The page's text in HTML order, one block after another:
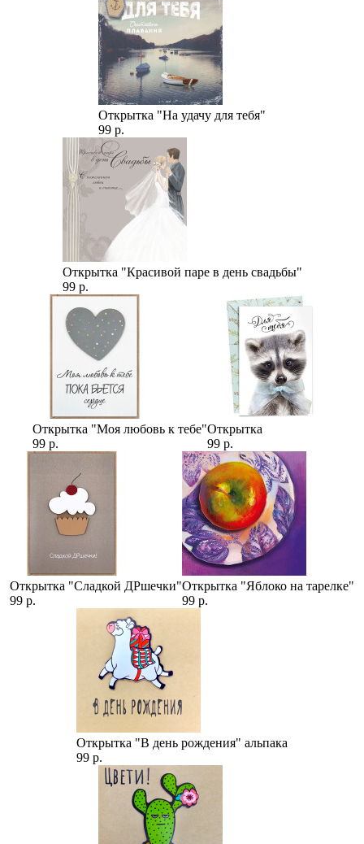
Открытка "На удачу для тебя"
99 р.
Открытка "Красивой паре в день свадьбы"
99 р.
Открытка "Моя любовь к тебе"
99 р.
Открытка
99 р.
Открытка "Сладкой ДРшечки"
99 р.
Открытка "Яблоко на тарелке"
99 р.
Открытка "В день рождения" альпака
99 р.